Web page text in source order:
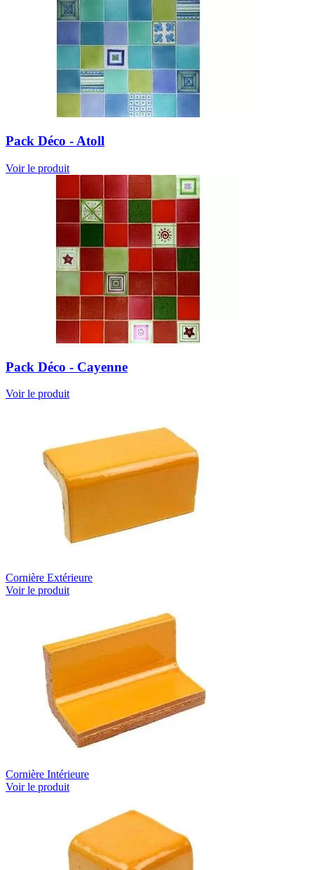
Pack Déco - Atoll
Voir le produit
Pack Déco - Cayenne
Voir le produit
Cornière Extérieure
Voir le produit
Cornière Intérieure
Voir le produit